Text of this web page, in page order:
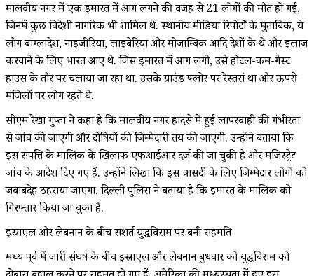
मालवीय नगर में एक इमारत में आग लगने की वजह से 21 लोगों की मौत हो गई,
जिनमें कुछ विदेशी नागरिक भी शामिल थे. स्थानीय मीडिया रिपोर्टों के मुताबिक, ये
लोग बांग्लादेश, नाइजीरिया, लाइबेरिया और मोजाम्बिक आदि देशों के थे और इलाज
करवाने के लिए भारत आए थे. जिस इमारत में आग लगी, उसे होटल-कम-गेस्ट
हाउस के तौर पर चलाया जा रहा था. उसके ग्राउंड फ्लोर पर रेस्तरां था और ऊपरी
मंजिलों पर लोग रहते थे.
सीएम रेखा गुप्ता ने कहा है कि मालवीय नगर हादसे में हुई लापरवाही की गंभीरता
से जांच की जाएगी और दोषियों की जिम्मेदारी तय की जाएगी. उन्होंने बताया कि
इस संपत्ति के मालिक के खिलाफ एफआईआर दर्ज की जा चुकी है और मजिस्ट्रेट
जांच के आदेश दिए गए हैं. उन्होंने लिखा कि इस त्रासदी के लिए जिम्मेदार लोगों को
जवाबदेह ठहराया जाएगा. दिल्ली पुलिस ने बताया है कि इमारत के मालिक को
गिरफ्तार किया जा चुका है.
इस्राएल और लेबनान के बीच सशर्त युद्धविराम पर बनी सहमति
मध्य पूर्व में जारी संघर्ष के बीच इस्राएल और लेबनान बुधवार को युद्धविराम को